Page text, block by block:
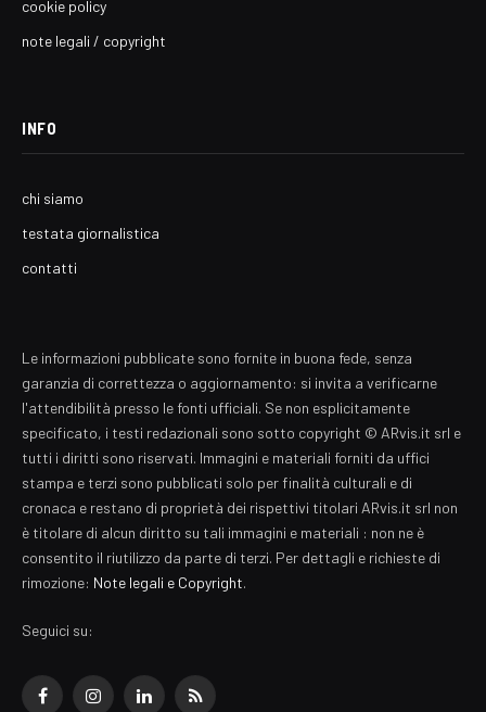
cookie policy
note legali / copyright
INFO
chi siamo
testata giornalistica
contatti
Le informazioni pubblicate sono fornite in buona fede, senza
garanzia di correttezza o aggiornamento: si invita a verificarne
l'attendibilità presso le fonti ufficiali. Se non esplicitamente
specificato, i testi redazionali sono sotto copyright © ARvis.it srl e
tutti i diritti sono riservati. Immagini e materiali forniti da uffici
stampa e terzi sono pubblicati solo per finalità culturali e di
cronaca e restano di proprietà dei rispettivi titolari ARvis.it srl non
è titolare di alcun diritto su tali immagini e materiali : non ne è
consentito il riutilizzo da parte di terzi. Per dettagli e richieste di
rimozione: Note legali e Copyright.
Seguici su:
FacebookInstagramLinkedInRSS